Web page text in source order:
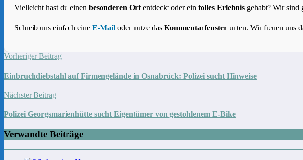
Vielleicht hast du einen besonderen Ort entdeckt oder ein tolles Erlebnis gehabt? Wir sind
Schreib uns einfach eine E-Mail oder nutze das Kommentarfenster unten. Wir freuen uns
Vorheriger Beitrag
Einbruchdiebstahl auf Firmengelände in Osnabrück: Polizei sucht Hinweise
Nächster Beitrag
Polizei Georgsmarienhütte sucht Eigentümer von gestohlenem E-Bike
Verwandte Beiträge